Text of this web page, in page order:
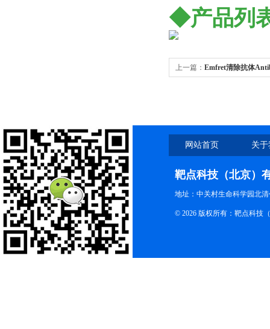
◆产品列
上一篇： Emfret清除抗体
网站首页 关
靶点科技（北京）
地址：中关村生命科学园北
© 2026 版权所有：靶点科技